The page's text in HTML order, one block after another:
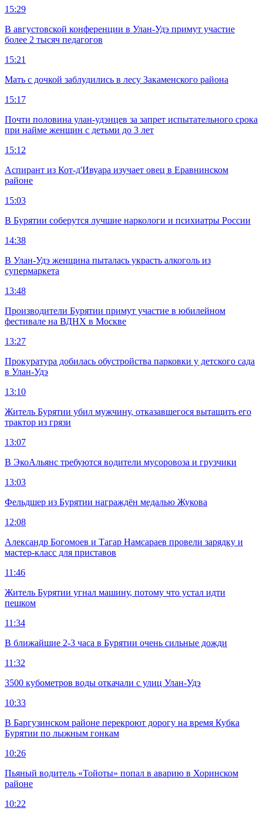
15:29
В августовской конференции в Улан-Удэ примут участие
более 2 тысяч педагогов
15:21
Мать с дочкой заблудились в лесу Закаменского района
15:17
Почти половина улан-удэнцев за запрет испытательного срока
при найме женщин с детьми до 3 лет
15:12
Аспирант из Кот-д'Ивуара изучает овец в Еравнинском
районе
15:03
В Бурятии соберутся лучшие наркологи и психиатры России
14:38
В Улан-Удэ женщина пыталась украсть алкоголь из
супермаркета
13:48
Производители Бурятии примут участие в юбилейном
фестивале на ВДНХ в Москве
13:27
Прокуратура добилась обустройства парковки у детского сада
в Улан-Удэ
13:10
Житель Бурятии убил мужчину, отказавшегося вытащить его
трактор из грязи
13:07
В ЭкоАльянс требуются водители мусоровоза и грузчики
13:03
Фельдшер из Бурятии награждён медалью Жукова
12:08
Александр Богомоев и Тагар Намсараев провели зарядку и
мастер-класс для приставов
11:46
Житель Бурятии угнал машину, потому что устал идти
пешком
11:34
В ближайшие 2-3 часа в Бурятии очень сильные дожди
11:32
3500 кубометров воды откачали с улиц Улан-Удэ
10:33
В Баргузинском районе перекроют дорогу на время Кубка
Бурятии по лыжным гонкам
10:26
Пьяный водитель «Тойоты» попал в аварию в Хоринском
районе
10:22